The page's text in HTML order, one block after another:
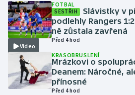
Olympijské hry
Parasport
Plavání
Plážový volejbal
Video
FOTBAL
SESTŘIH
Slávistky v
podlehly Rangers
ně zůstala zavřená
Před 4 hod
KRASOBRUSLENÍ
Mrázkovi o
Deanem: Náročné,
přínosné
Před 4 hod